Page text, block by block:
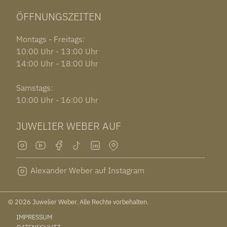
ÖFFNUNGSZEITEN
Montags - Freitags:
10:00 Uhr - 13:00 Uhr
14:00 Uhr - 18:00 Uhr
Samstags:
10:00 Uhr - 16:00 Uhr
JUWELIER WEBER AUF
Alexander Weber auf Instagram
© 2026 Juwelier Weber. Alle Rechte vorbehalten.
IMPRESSUM